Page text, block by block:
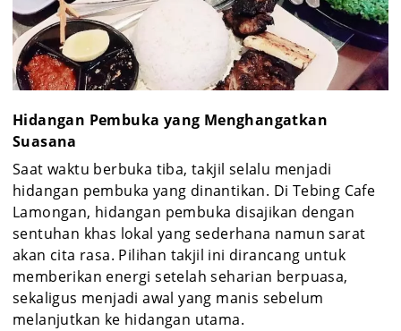
Hidangan Pembuka yang Menghangatkan
Suasana
Saat waktu berbuka tiba, takjil selalu menjadi
hidangan pembuka yang dinantikan. Di Tebing Cafe
Lamongan, hidangan pembuka disajikan dengan
sentuhan khas lokal yang sederhana namun sarat
akan cita rasa. Pilihan takjil ini dirancang untuk
memberikan energi setelah seharian berpuasa,
sekaligus menjadi awal yang manis sebelum
melanjutkan ke hidangan utama.